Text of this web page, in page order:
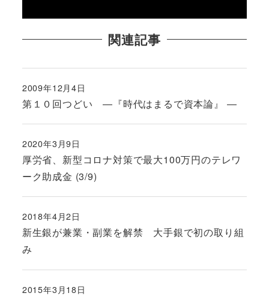
関連記事
第１０回つどい ―『時代はまるで資本論』 ―
投稿日
2009年12月4日
厚労省、新型コロナ対策で最大100万円のテレワ
ーク助成金 (3/9)
投稿日
2020年3月9日
新生銀が兼業・副業を解禁 大手銀で初の取り組
み
投稿日
2018年4月2日
2015年3月18日